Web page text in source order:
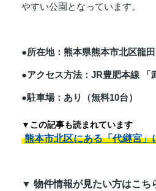
やすい公園となっています。
●所在地：熊本県熊本市北区龍
●アクセス方法：JR豊肥本線 「
●駐車場：あり（無料10台）
▼この記事も読まれています
熊本市北区にある「代継宮」
▼ 物件情報が見たい方はこち